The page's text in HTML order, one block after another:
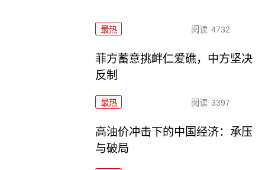
最热 阅读 4732
菲方蓄意挑衅仁爱礁，中方坚决
反制
最热 阅读 3397
高油价冲击下的中国经济：承压
与破局